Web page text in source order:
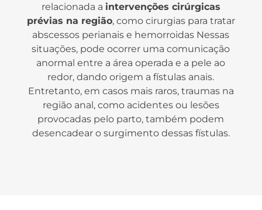
relacionada a intervenções cirúrgicas
prévias na região, como cirurgias para tratar
abscessos perianais e hemorroidas Nessas
situações, pode ocorrer uma comunicação
anormal entre a área operada e a pele ao
redor, dando origem a fístulas anais.
Entretanto, em casos mais raros, traumas na
região anal, como acidentes ou lesões
provocadas pelo parto, também podem
desencadear o surgimento dessas fístulas.